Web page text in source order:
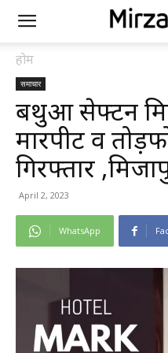
होम
समाचार
बथुआ सेफ्टन
मारपीट व
गिरफ्तार
April 2, 2023
WhatsApp